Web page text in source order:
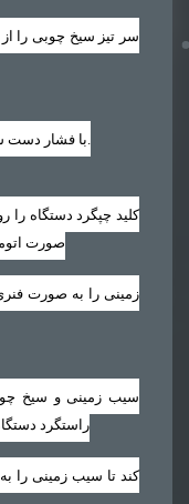
صورت
زمینی را به صورت
راستگرد
کند تا سیب زمینی را